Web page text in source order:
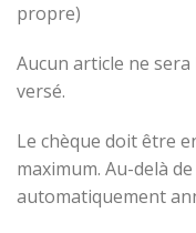
propre)
Aucun article ne sera
versé.
Le chèque doit être
maximum. Au-delà
automatiquement